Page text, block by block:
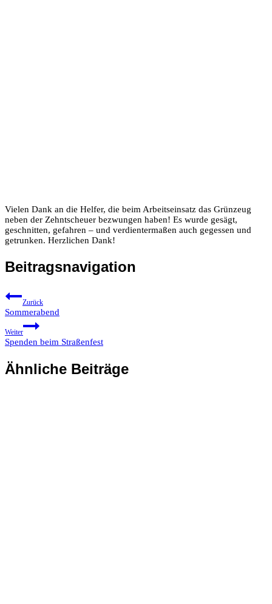
Vielen Dank an die Helfer, die beim Arbeitseinsatz das Grünzeug
neben der Zehntscheuer bezwungen haben! Es wurde gesägt,
geschnitten, gefahren – und verdientermaßen auch gegessen und
getrunken. Herzlichen Dank!
Beitragsnavigation
Zurück
Sommerabend
Weiter
Spenden beim Straßenfest
Ähnliche Beiträge